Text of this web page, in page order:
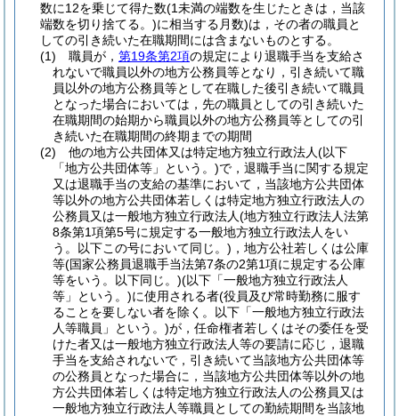
数に12を乗じて得た数(1未満の端数を生じたときは，当該
端数を切り捨てる。)に相当する月数)は，その者の職員と
しての引き続いた在職期間には含まないものとする。
(1)
職員が， 第19条第2項の規定により退職手当を支給さ
れないで職員以外の地方公務員等となり，引き続いて職
員以外の地方公務員等として在職した後引き続いて職員
となった場合においては，先の職員としての引き続いた
在職期間の始期から職員以外の地方公務員等としての引
き続いた在職期間の終期までの期間
(2)
他の地方公共団体又は特定地方独立行政法人(以下
「地方公共団体等」という。)で，退職手当に関する規定
又は退職手当の支給の基準において，当該地方公共団体
等以外の地方公共団体若しくは特定地方独立行政法人の
公務員又は一般地方独立行政法人(地方独立行政法人法第
8条第1項第5号に規定する一般地方独立行政法人をい
う。以下この号において同じ。) ，地方公社若しくは公庫
等(国家公務員退職手当法第7条の2第1項に規定する公庫
等をいう。以下同じ。)(以下「一般地方独立行政法人
等」という。)に使用される者(役員及び常時勤務に服す
ることを要しない者を除く。以下「一般地方独立行政法
人等職員」という。)が，任命権者若しくはその委任を受
けた者又は一般地方独立行政法人等の要請に応じ，退職
手当を支給されないで，引き続いて当該地方公共団体等
の公務員となった場合に，当該地方公共団体等以外の地
方公共団体若しくは特定地方独立行政法人の公務員又は
一般地方独立行政法人等職員としての勤続期間を当該地